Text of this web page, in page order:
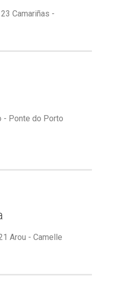
Camariñas -
- Ponte do Porto
Arou - Camelle